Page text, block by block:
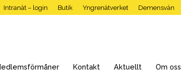
Intranät – login Butik Yngrenätverket Demensvän
Kontakt Aktuellt Om oss